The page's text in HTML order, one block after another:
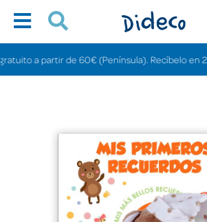
a partir de 60€ (Península). Recíbelo en 24/